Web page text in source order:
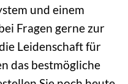
und einem
Fragen gerne zur
Leidenschaft für
das bestmögliche